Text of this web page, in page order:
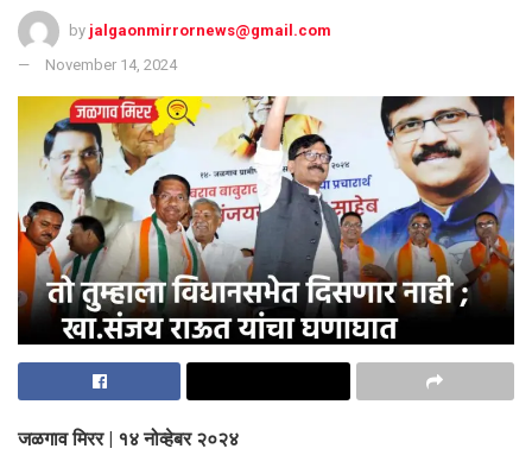
by jalgaonmirrornews@gmail.com
November 14, 2024
जळगाव मिरर | १४ नोव्हेबर २०२४